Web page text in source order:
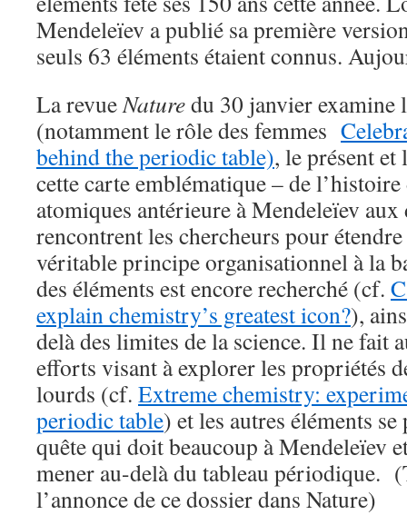
Mendeleïev a publié sa première
seuls 63 éléments étaient connus.
La revueNaturedu 30 janvier examine
(notamment le rôle des femmes
behind the periodic table), le présent et
cette carte emblématique – de l’histoire
atomiques antérieure à Mendeleïev
rencontrent les chercheurs pour
véritable principe organisationnel à la
des éléments est encore recherché (cf.
explain chemistry’s greatest icon?),
delà des limites de la science. Il ne fait
efforts visant à explorer les propriétés
lourds (cf. Extreme chemistry:
periodic table) et les autres éléments
quête qui doit beaucoup à Mendeleïev
mener au-delà du tableau périodique.
l’annonce de ce dossier dans Nature)